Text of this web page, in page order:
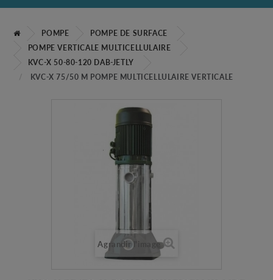
POMPE
POMPE DE SURFACE
POMPE VERTICALE MULTICELLULAIRE
KVC-X 50-80-120 DAB-JETLY
KVC-X 75/50 M POMPE MULTICELLULAIRE VERTICALE
Agrandir l'image